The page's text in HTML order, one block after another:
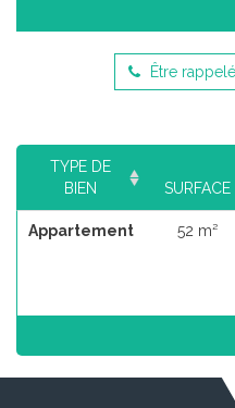
Être
TYPE DE
BIEN
SURFACE
Appartement 52 m²